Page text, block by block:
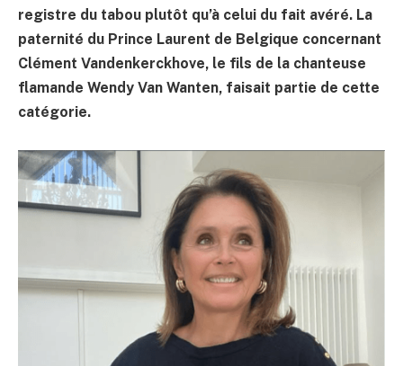
registre du tabou plutôt qu’à celui du fait avéré. La
paternité du Prince Laurent de Belgique concernant
Clément Vandenkerckhove, le fils de la chanteuse
flamande Wendy Van Wanten, faisait partie de cette
catégorie.